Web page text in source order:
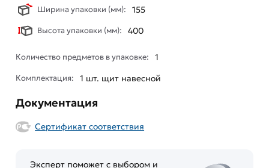
Ширина упаковки (мм): 155
Высота упаковки (мм): 400
Количество предметов в упаковке: 1
Комплектация: 1 шт. щит навесной
Документация
Сертификат соответствия
Эксперт поможет с выбором и